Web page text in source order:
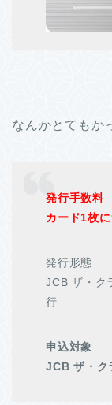
なんかとてもか
発行手数料
カード1枚
発行形態
JCB ザ・ク
行
申込対象
JCB ザ・ク